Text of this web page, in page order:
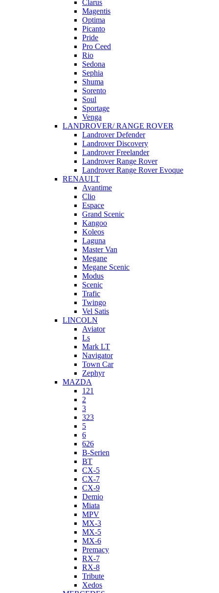
Clarus
Magentis
Optima
Picanto
Pride
Pro Ceed
Rio
Sedona
Sephia
Shuma
Sorento
Soul
Sportage
Venga
LANDROVER/ RANGE ROVER
Landrover Defender
Landrover Discovery
Landrover Freelander
Landrover Range Rover
Landrover Range Rover Evoque
RENAULT
Avantime
Clio
Espace
Grand Scenic
Kangoo
Koleos
Laguna
Master Van
Megane
Megane Scenic
Modus
Scenic
Trafic
Twingo
Vel Satis
LINCOLN
Aviator
Ls
Mark LT
Navigator
Town Car
Zephyr
MAZDA
121
2
3
323
5
6
626
B-Serien
BT
CX-5
CX-7
CX-9
Demio
Miata
MPV
MX-3
MX-5
MX-6
Premacy
RX-7
RX-8
Tribute
Xedos